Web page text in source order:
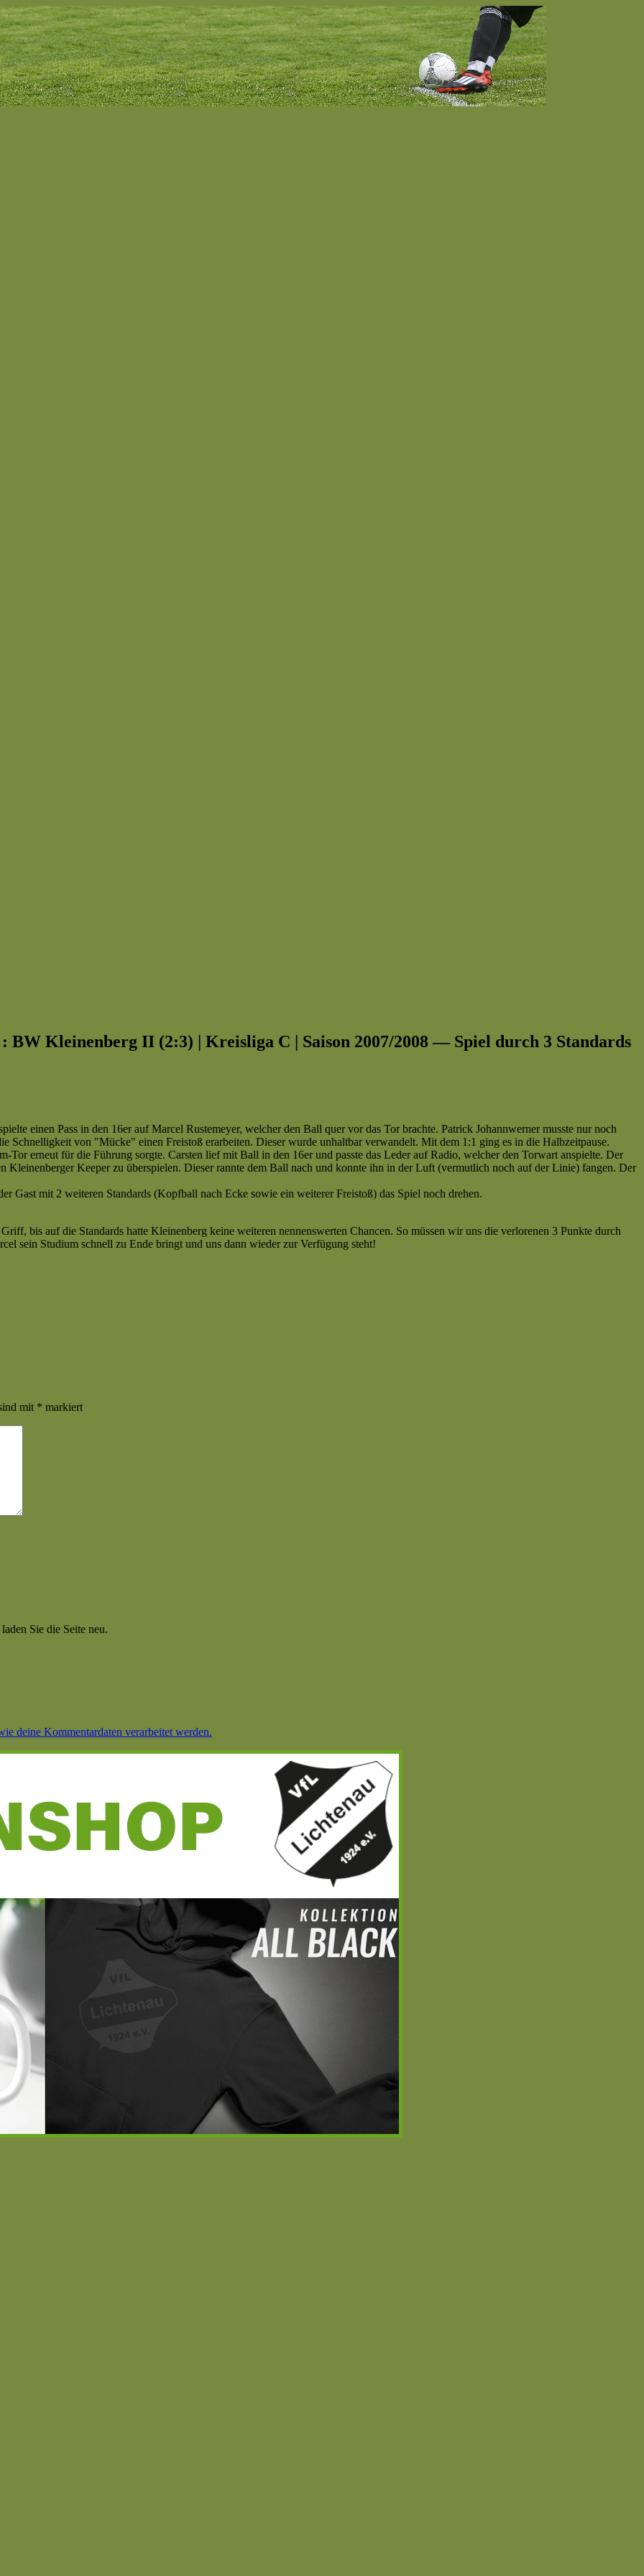
BW Kleinenberg II (2:3) | Kreisliga C | Saison 2007/2008 — Spiel durch 3 Standards
einen Pass in den 16er auf Marcel Rustemeyer, welcher den Ball quer vor das Tor brachte. Patrick Johannwerner musste nur noch
Schnelligkeit von "Mücke" einen Freistoß erarbeiten. Dieser wurde unhaltbar verwandelt. Mit dem 1:1 ging es in die Halbzeitpause.
erneut für die Führung sorgte. Carsten lief mit Ball in den 16er und passte das Leder auf Radio, welcher den Torwart anspielte. Der
Kleinenberger Keeper zu überspielen. Dieser rannte dem Ball nach und konnte ihn in der Luft (vermutlich noch auf der Linie) fangen. Der
Gast mit 2 weiteren Standards (Kopfball nach Ecke sowie ein weiterer Freistoß) das Spiel noch drehen.
bis auf die Standards hatte Kleinenberg keine weiteren nennenswerten Chancen. So müssen wir uns die verlorenen 3 Punkte durch
sein Studium schnell zu Ende bringt und uns dann wieder zur Verfügung steht!
mit * markiert
Sie die Seite neu.
deine Kommentardaten verarbeitet werden.